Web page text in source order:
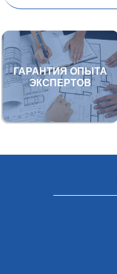
ГАРАНТИЯ ОПЫТА
ЭКСПЕРТОВ